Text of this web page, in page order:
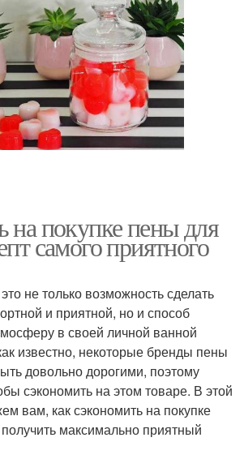
на покупке пены для
самого приятного
не только возможность сделать
и приятной, но и способ
в своей личной ванной
известно, некоторые бренды пены
довольно дорогими, поэтому
сэкономить на этом товаре. В этой
вам, как сэкономить на покупке
максимально приятный